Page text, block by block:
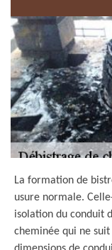
La formation de
usure normale.
isolation du conduit
cheminée qui ne